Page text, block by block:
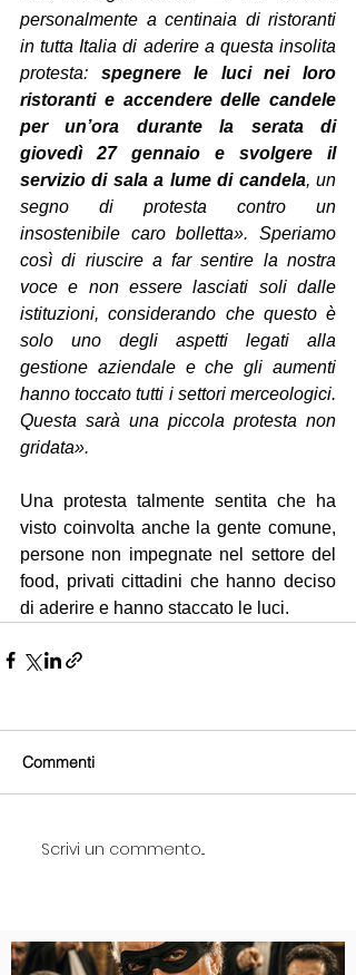
personalmente a centinaia di ristoranti
in tutta Italia di aderire a questa insolita
protesta: spegnere le luci nei loro
ristoranti e accendere delle candele
per un’ora durante la serata di
giovedì 27 gennaio e svolgere il
servizio di sala a lume di candela, un
segno di protesta contro un
insostenibile caro bolletta».
Speriamo
così di riuscire a far sentire la nostra
voce e non essere lasciati soli dalle
istituzioni, considerando che questo è
solo uno degli aspetti legati alla
gestione aziendale e che gli aumenti
hanno toccato tutti i settori merceologici.
Questa sarà una piccola protesta non
gridata».
Una protesta talmente sentita che ha
visto coinvolta anche la gente comune,
persone non impegnate nel settore del
food, privati cittadini che hanno deciso
di aderire e hanno staccato le luci.
Commenti
Scrivi un commento...